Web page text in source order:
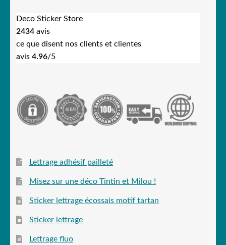
Deco Sticker Store
2434 avis
ce que disent nos clients et clientes
avis 4.96/5
Lettrage adhésif pailleté
Misez sur une déco Tintin et Milou !
Sticker lettrage écossais motif tartan
Sticker lettrage
Lettrage fluo